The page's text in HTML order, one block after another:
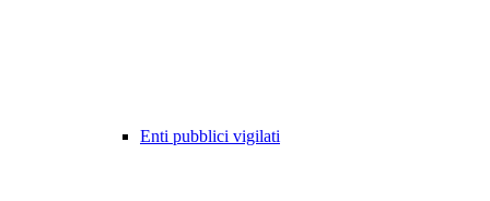
Enti pubblici vigilati